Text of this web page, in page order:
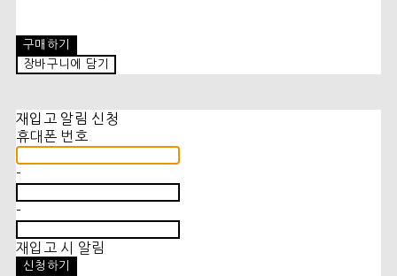
구매하기
장바구니에 담기
재입고 알림 신청
휴대폰 번호
-
-
재입고 시 알림
신청하기